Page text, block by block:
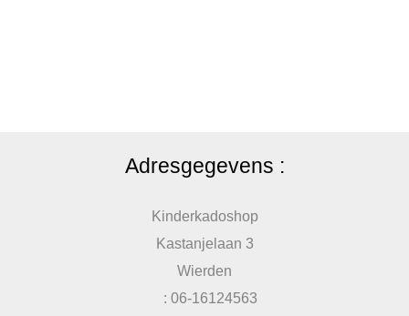
Adresgegevens :
Kinderkadoshop
Kastanjelaan 3
Wierden
: 06-16124563